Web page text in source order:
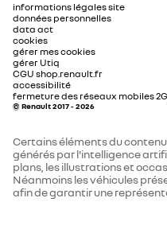
informations légales site
données personnelles
data act
cookies
gérer mes cookies
gérer Utiq
CGU shop.renault.fr
accessibilité
fermeture des réseaux mobiles
© Renault 2017 - 2026
Certains éléments du
générés par l'intelligence
plans, les illustrations et
Néanmoins les véhicules
afin de garantir une